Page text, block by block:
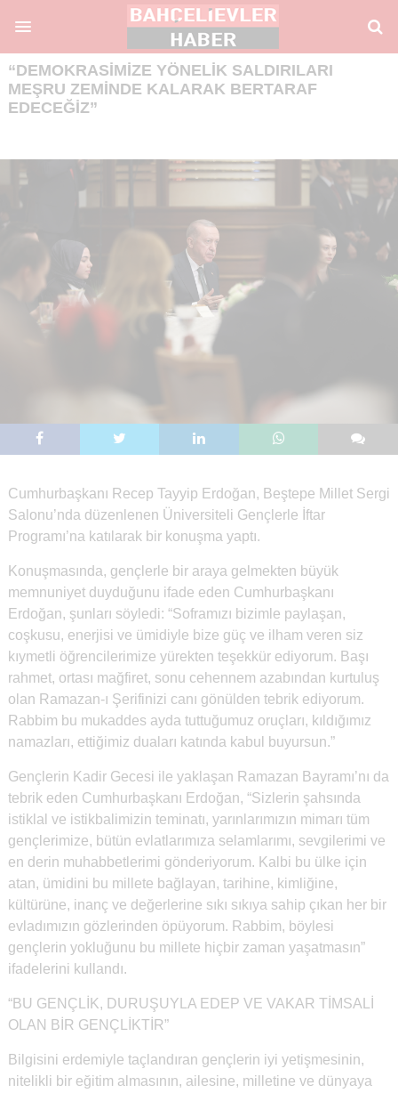
“DEMOKRASIMIZE YÖNELIK SALDIRILARI
MEŞRU ZEMINDE KALARAK BERTARAF
EDECEĞIZ”
Cumhurbaşkanı Recep Tayyip Erdoğan, Beştepe Millet Sergi
Salonu’nda düzenlenen Üniversiteli Gençlerle İftar
Programı’na katılarak bir konuşma yaptı.
Konuşmasında, gençlerle bir araya gelmekten büyük
memnuniyet duyduğunu ifade eden Cumhurbaşkanı
Erdoğan, şunları söyledi: “Soframızı bizimle paylaşan,
coşkusu, enerjisi ve ümidiyle bize güç ve ilham veren siz
kıymetli öğrencilerimize yürekten teşekkür ediyorum. Başı
rahmet, ortası mağfiret, sonu cehennem azabından kurtuluş
olan Ramazan-ı Şerifinizi canı gönülden tebrik ediyorum.
Rabbim bu mukaddes ayda tuttuğumuz oruçları, kıldığımız
namazları, ettiğimiz duaları katında kabul buyursun.”
Gençlerin Kadir Gecesi ile yaklaşan Ramazan Bayramı’nı da
tebrik eden Cumhurbaşkanı Erdoğan, “Sizlerin şahsında
istiklal ve istikbalimizin teminatı, yarınlarımızın mimarı tüm
gençlerimize, bütün evlatlarımıza selamlarımı, sevgilerimi ve
en derin muhabbetlerimi gönderiyorum. Kalbi bu ülke için
atan, ümidini bu millete bağlayan, tarihine, kimliğine,
kültürüne, inanç ve değerlerine sıkı sıkıya sahip çıkan her bir
evladımızın gözlerinden öpüyorum. Rabbim, böylesi
gençlerin yokluğunu bu millete hiçbir zaman yaşatmasın”
ifadelerini kullandı.
“BU GENÇLİK, DURUŞUYLA EDEP VE VAKAR TİMSALİ
OLAN BİR GENÇLİKTİR”
Bilgisini erdemiyle taçlandıran gençlerin iyi yetişmesinin,
nitelikli bir eğitim almasının, ailesine, milletine ve dünyaya